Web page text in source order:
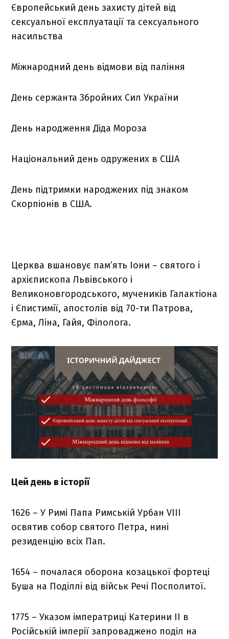
Європейський день захисту дітей від
сексуальної експлуатації та сексуального
насильства
Міжнародний день відмови від паління
День сержанта Збройних Сил України
День народження Діда Мороза
Національний день одружених в США
День підтримки народжених під знаком
Скорпіонів в США.
Церква вшановує пам’ять Іони – святого і
архієпископа Львівського і
Великоновгородського, мучеників Галактіона
і Єпистимії, апостолів від 70-ти Патрова,
Єрма, Ліна, Гайя, Філолога.
Цей день в історії
1626 – У Римі Папа Римській Урбан VIII
освятив собор святого Петра, нині
резиденцію всіх Пап.
1654 – почалася оборона козацької фортеці
Буша на Поділлі від військ Речі Посполитої.
1775 – Указом імператриці Катерини II в
Російській імперії запроваджено поділ на